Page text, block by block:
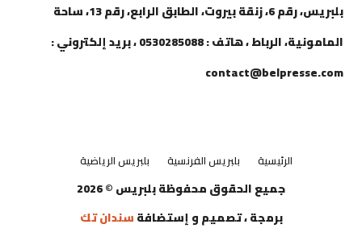
بلبريس، رقم 6، زنقة بيروت، الطابق الرابع، رقم 13، ساحة
المامونية، الرباط ، هاتف : 0530285088 ، بريد إلكتروني :
contact@belpresse.com
الرئيسية بلبريس الفرنسية بلبريس الرياضية
جميع الحقوق محفوظة بلبريس © 2026
برمجة ، تصميم و إستضافةسندان تك